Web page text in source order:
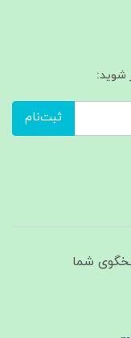
شوید:
ثبت‌نام
پاسخگوی شما